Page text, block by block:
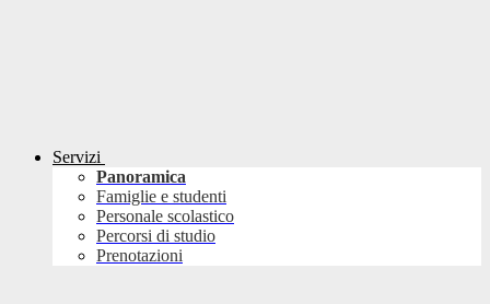
Servizi
Panoramica
Famiglie e studenti
Personale scolastico
Percorsi di studio
Prenotazioni